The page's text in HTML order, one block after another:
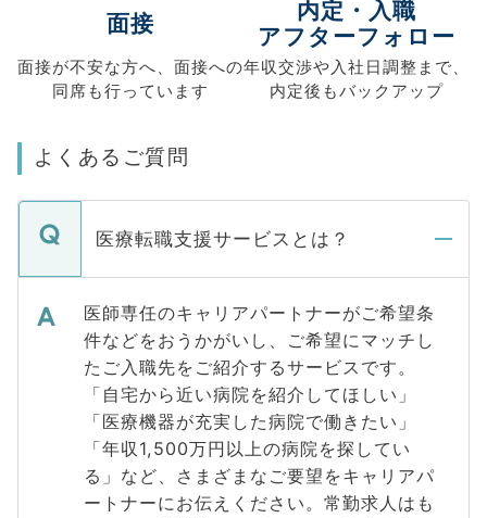
面接
面接が不安な方へ、 面接への
同席も行っています
内定・入職
アフターフォロー
年収交渉や入社日調整まで、
内定後もバックアップ
よくあるご質問
医療転職支援サービスとは？
医師専任のキャリアパートナーがご希望条
件などをおうかがいし、ご希望にマッチし
たご入職先をご紹介するサービスです。
「自宅から近い病院を紹介してほしい」
「医療機器が充実した病院で働きたい」
「年収1,500万円以上の病院を探してい
る」など、さまざまなご要望をキャリアパ
ートナーにお伝えください。常勤求人はも